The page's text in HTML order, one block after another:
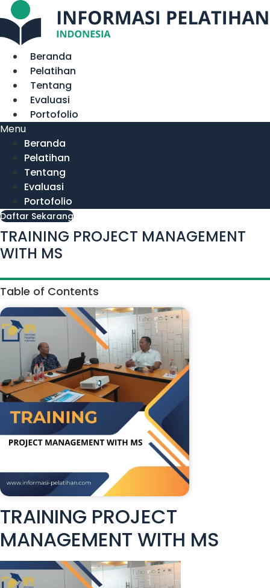
Lewati
ke
konten
Beranda
Pelatihan
Tentang
Evaluasi
Portofolio
Menu
Beranda
Pelatihan
Tentang
Evaluasi
Portofolio
Daftar Sekarang
TRAINING PROJECT MANAGEMENT
WITH MS
Table of Contents
TRAINING PROJECT
MANAGEMENT WITH MS